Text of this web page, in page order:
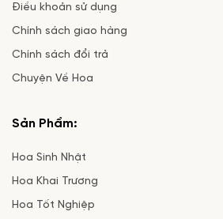
Điều khoản sử dụng
Chính sách giao hàng
Chính sách đổi trả
Chuyện Về Hoa
Sản Phẩm:
Hoa Sinh Nhật
Hoa Khai Trương
Hoa Tốt Nghiệp